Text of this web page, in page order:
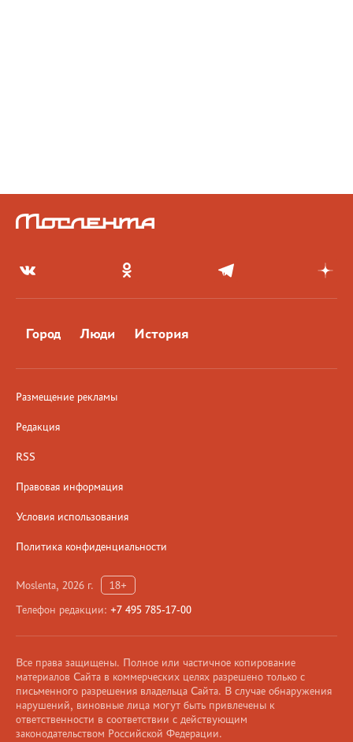
Город Люди История
Размещение рекламы
Редакция
RSS
Правовая информация
Условия использования
Политика конфиденциальности
Moslenta, 2026 г.
18+
Телефон редакции: +7 495 785-17-00
Все права защищены. Полное или частичное копирование
материалов Сайта в коммерческих целях разрешено только с
письменного разрешения владельца Сайта. В случае обнаружения
нарушений, виновные лица могут быть привлечены к
ответственности в соответствии с действующим
законодательством Российской Федерации.